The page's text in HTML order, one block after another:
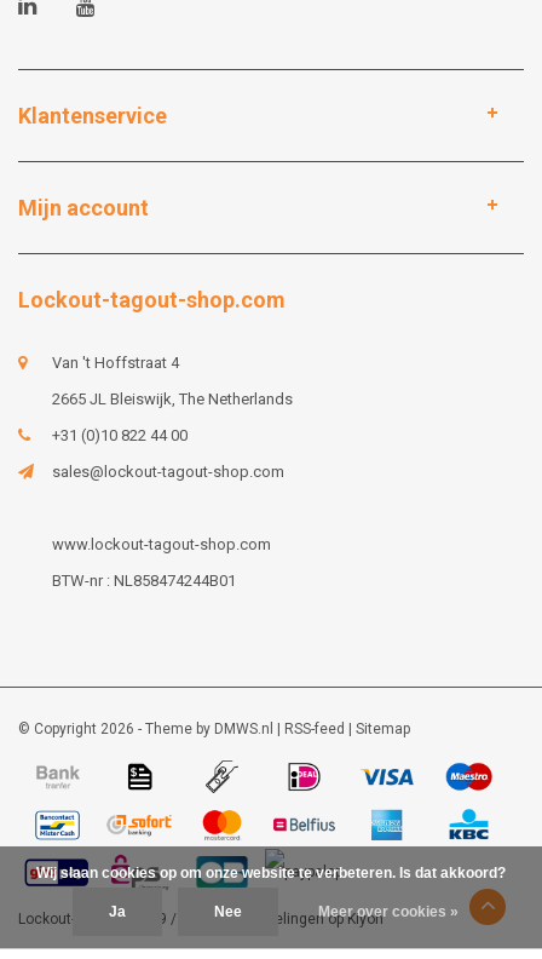
Klantenservice
Mijn account
Lockout-tagout-shop.com
Van 't Hoffstraat 4
2665 JL Bleiswijk, The Netherlands
+31 (0)10 822 44 00
sales@lockout-tagout-shop.com
www.lockout-tagout-shop.com
BTW-nr : NL858474244B01
© Copyright 2026 - Theme by DMWS.nl RSS-feed Sitemap
Lockout-tagout-shop 9 / 48beoordelingen opKiyoh
Wij slaan cookies op om onze website te verbeteren. Is dat akkoord?
Ja Nee Meer over cookies »